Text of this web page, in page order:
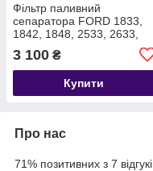
Фільтр паливний
сепаратора FORD 1833,
1842, 1848, 2533, 2633,
3542D, 3542T, 4142D, F-
MAX T428280
MEGC469176BB
3 100 ₴
Купити
Про нас
71% позитивних з 7